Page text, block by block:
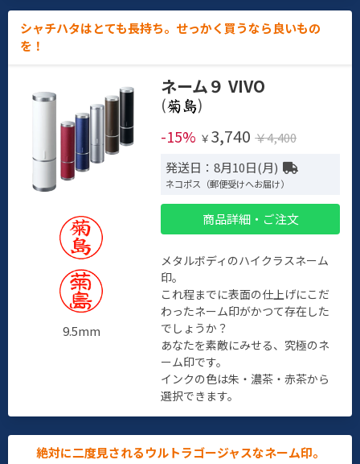
シャチハタはとても長持ち。せっかく買うなら良いもの
を！
9.5mm
ネーム９ VIVO
(
)
-15% ￥ 3,740 ￥4,400
発送日：8月10日(月)
ネコポス（郵便受けへお届け）
商品詳細・ご注文
メタルボディのハイクラスネーム
印。
これ程までに表面の仕上げにこだ
わったネーム印がかつて存在した
でしょうか？
あなたを素敵にみせる、究極のネ
ーム印です。
インクの色は朱・濃茶・赤茶から
選択できます。
絶対に二度見されるウルトラゴージャスなネーム印。